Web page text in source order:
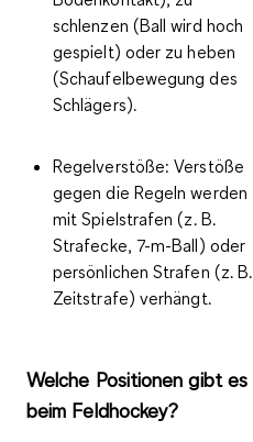
schlenzen (Ball wird hoch
gespielt) oder zu heben
(Schaufelbewegung des
Schlägers).
Regelverstöße:Verstöße
gegen die Regeln werden
mit Spielstrafen (z. B.
Strafecke, 7-m-Ball) oder
persönlichen Strafen (z. B.
Zeitstrafe) verhängt.
Welche Positionen gibt es
beim Feldhockey?